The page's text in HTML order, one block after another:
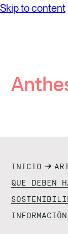
Skip to content
IMPACTO
RECURSOS
Busca
INICIO
QUE DEBEN